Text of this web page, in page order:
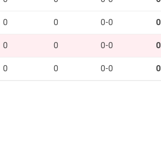
0 0 0-0 0
0 0 0-0 0
0 0 0-0 0